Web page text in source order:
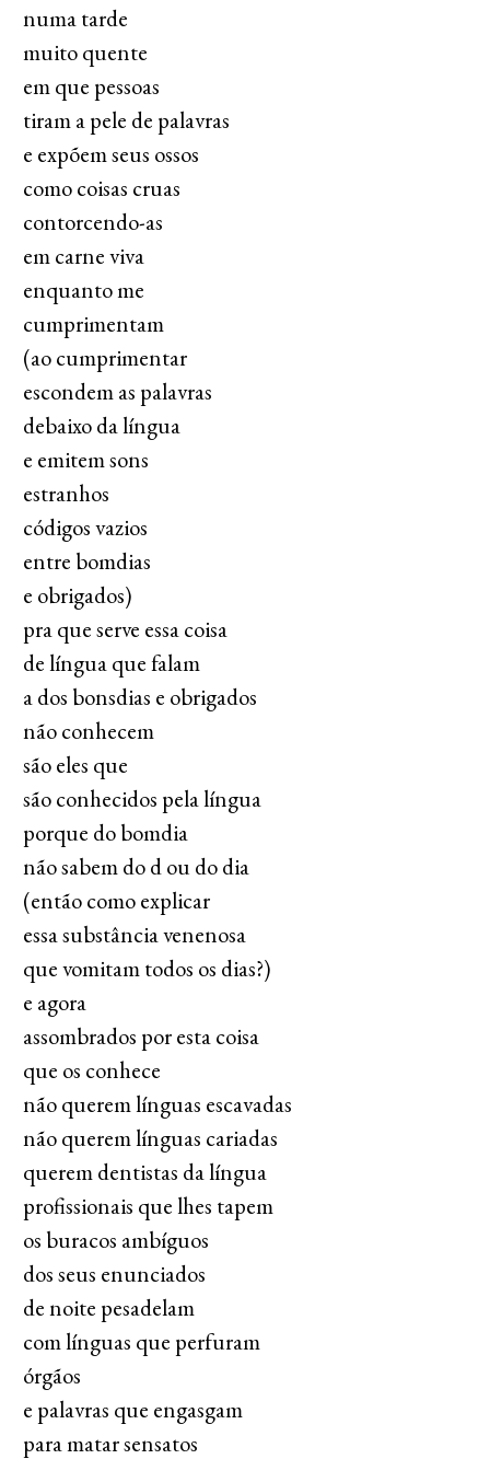
numa tarde
muito quente
em que pessoas
tiram a pele de palavras
e expõem seus ossos
como coisas cruas
contorcendo-as
em carne viva
enquanto me
cumprimentam
(ao cumprimentar
escondem as palavras
debaixo da língua
e emitem sons
estranhos
códigos vazios
entre bomdias
e obrigados)
pra que serve essa coisa
de língua que falam
a dos bonsdias e obrigados
não conhecem
são eles que
são conhecidos pela língua
porque do bomdia
não sabem do d ou do dia
(então como explicar
essa substância venenosa
que vomitam todos os dias?)
e agora
assombrados por esta coisa
que os conhece
não querem línguas escavadas
não querem línguas cariadas
querem dentistas da língua
profissionais que lhes tapem
os buracos ambíguos
dos seus enunciados
de noite pesadelam
com línguas que perfuram
órgãos
e palavras que engasgam
para matar sensatos